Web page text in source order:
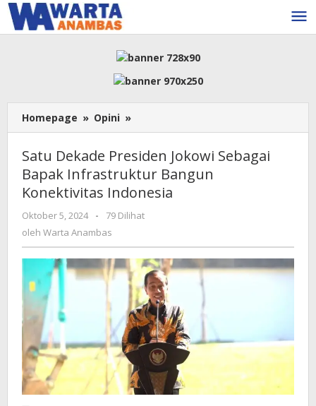
Lewati
ke
konten
Homepage » Opini »
Dekade
Jokowi
Sebagai
Bapak
Bangun
Indonesia
Satu Dekade Presiden Jokowi Sebagai
Bapak Infrastruktur Bangun
Konektivitas Indonesia
Oktober 5, 2024
oleh
Warta
-
79 Dilihat
oleh Warta Anambas